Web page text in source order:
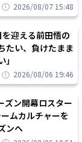
2026/08/07 15:48
迎える前田悟の
たい、負けたまま
2026/08/06 19:46
ズン開幕ロスター
ムカルチャーを
ンへ